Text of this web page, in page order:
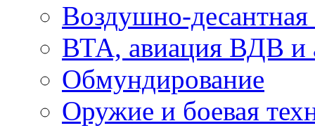
Воздушно-десантная
ВТА, авиация ВДВ и
Обмундирование
Оружие и боевая